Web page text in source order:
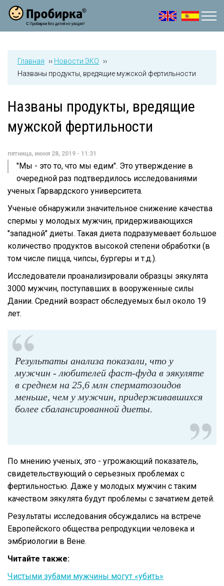
Jump to navigation
Главная ›› Новости ЭКО
››
Названы продукты, вредящие мужской фертильности
Названы продукты, вредящие
мужской фертильности
пятница, июня 28, 2019 - 11:31
"Мы - это то, что мы едим". Это утверждение в
очередной раз подтвердилось исследованиями
ученых Гарвардского университета.
Ученые обнаружили значительное снижение качества
спермы у молодых мужчин, придерживающихся
"западной" диеты. Такая диета подразумевает большое
количество продуктов высокой степени обработки (в
том числе пицца, чипсы, бургеры и т.д.).
Исследователи проанализировали образцы эякулята
3000 мужчин, поступавших в вооруженные силы
Дании. Средний возраст обследуемых был около 19
лет.
Результаты анализа показали, что у
мужчин - любителей фаст-фуда в эякуляте
в среднем на 25,6 млн сперматозоидов
меньше, чем у мужчин, придерживавшихся
более сбалансированной диеты.
По мнению ученых, это - угрожающий показатель,
свидетельствующий о серьезных проблемах с
фертильностью. Даже у молодых мужчин с таким
качеством эякулята будут проблемы с зачатием детей.
Результаты исследования обсуждались на встрече
Европейского общества репродукции человека и
эмбриологии в Вене.
Читайте также:
Чистыми зубами мужчины могут «убить»